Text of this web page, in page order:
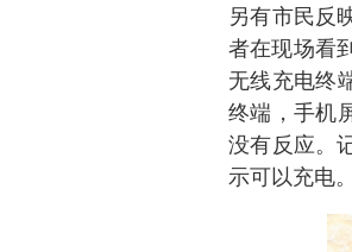
另有市民反
者在现场看
无线充电终
终端，手机
没有反应。
示可以充电。